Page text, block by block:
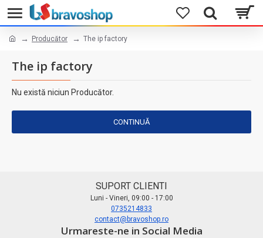
Producător The ip factory
The ip factory
Nu există niciun Producător.
CONTINUĂ
SUPORT CLIENTI
Luni - Vineri, 09:00 - 17:00
0735214833
contact@bravoshop.ro
Urmareste-ne in Social Media